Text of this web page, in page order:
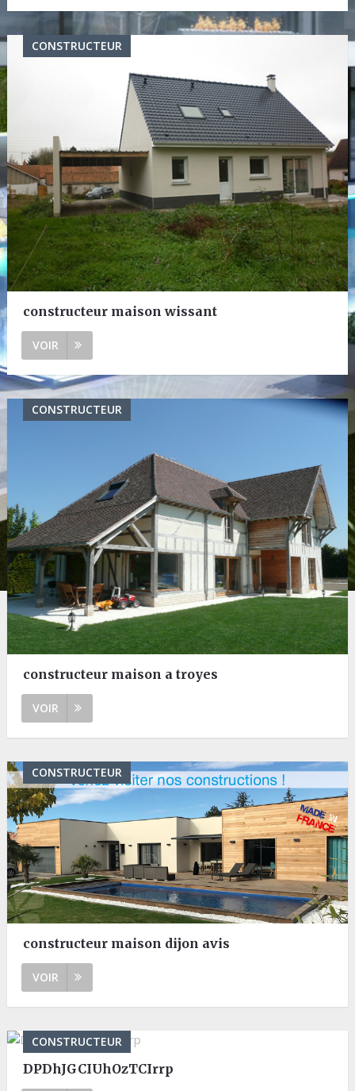
CONSTRUCTEUR
constructeur maison wissant
VOIR
CONSTRUCTEUR
constructeur maison a troyes
VOIR
CONSTRUCTEUR
constructeur maison dijon avis
VOIR
CONSTRUCTEUR
DPDhJGCIUhOzTCIrrp